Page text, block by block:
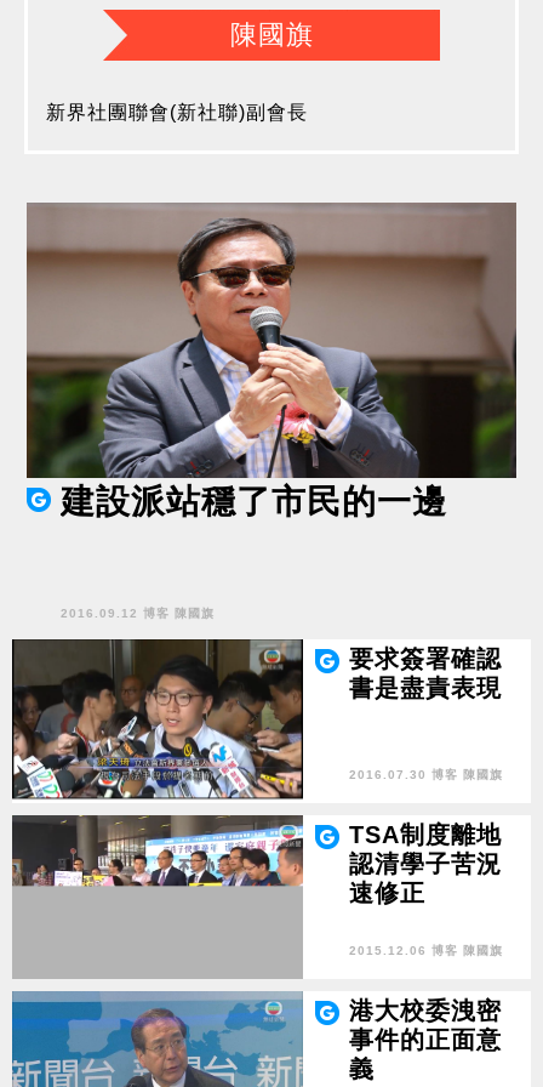
陳國旗
新界社團聯會(新社聯)副會長
建設派站穩了市民的一邊
2016.09.12 博客 陳國旗
要求簽署確認
書是盡責表現
2016.07.30 博客 陳國旗
TSA制度離地
認清學子苦況
速修正
2015.12.06 博客 陳國旗
港大校委洩密
事件的正面意
義